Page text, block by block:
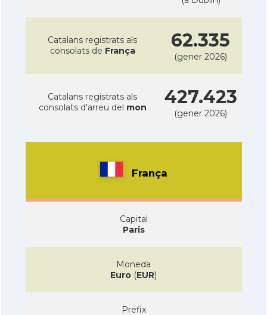
Catalans registrats als
consolats de França 62.335
(gener 2026)
Catalans registrats als
consolats d'arreu del mon 427.423
(gener 2026)
França
Capital
Paris
Moneda
Euro (EUR)
Prefix